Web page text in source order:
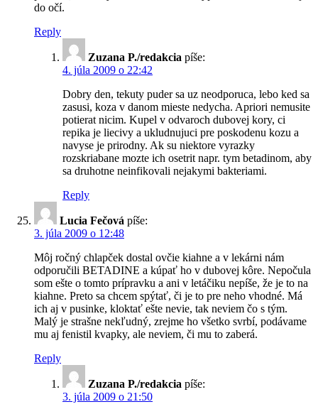
do očí.
Reply
Zuzana P./redakcia píše:
4. júla 2009 o 22:42
Dobry den, tekuty puder sa uz neodporuca, lebo ked sa
zasusi, koza v danom mieste nedycha. Apriori nemusite
potierat nicim. Kupel v odvaroch dubovej kory, ci
repika je liecivy a ukludnujuci pre poskodenu kozu a
navyse je prirodny. Ak su niektore vyrazky
rozskriabane mozte ich osetrit napr. tym betadinom, aby
sa druhotne neinfikovali nejakymi bakteriami.
Reply
Lucia Fečová píše:
3. júla 2009 o 12:48
Môj ročný chlapček dostal ovčie kiahne a v lekárni nám
odporučili BETADINE a kúpať ho v dubovej kôre. Nepočula
som ešte o tomto prípravku a ani v letáčiku nepíše, že je to na
kiahne. Preto sa chcem spýtať, či je to pre neho vhodné. Má
ich aj v pusinke, kloktať ešte nevie, tak neviem čo s tým.
Malý je strašne nekľudný, zrejme ho všetko svrbí, podávame
mu aj fenistil kvapky, ale neviem, či mu to zaberá.
Reply
Zuzana P./redakcia píše:
3. júla 2009 o 21:50